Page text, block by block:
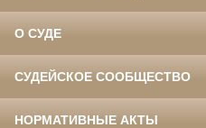
О СУДЕ
СУДЕЙСКОЕ СООБЩЕСТВО
НОРМАТИВНЫЕ АКТЫ